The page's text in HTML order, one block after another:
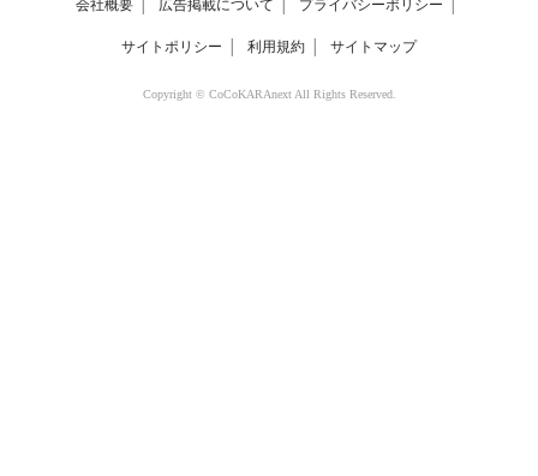
会社概要 広告掲載について プライバシーポリシー
サイトポリシー 利用規約 サイトマップ
Copyright © CoCoKARAnext All Rights Reserved.